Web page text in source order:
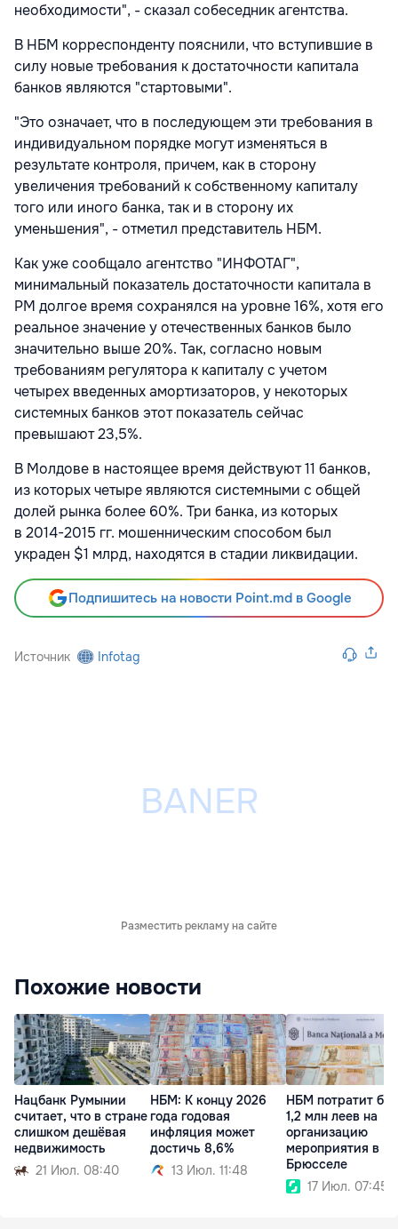
необходимости", - сказал собеседник агентства.
В НБМ корреспонденту пояснили, что вступившие в
силу новые требования к достаточности капитала
банков являются "стартовыми".
"Это означает, что в последующем эти требования в
индивидуальном порядке могут изменяться в
результате контроля, причем, как в сторону
увеличения требований к собственному капиталу
того или иного банка, так и в сторону их
уменьшения", - отметил представитель НБМ.
Как уже сообщало агентство "ИНФОТАГ",
минимальный показатель достаточности капитала в
РМ долгое время сохранялся на уровне 16%, хотя его
реальное значение у отечественных банков было
значительно выше 20%. Так, согласно новым
требованиям регулятора к капиталу с учетом
четырех введенных амортизаторов, у некоторых
системных банков этот показатель сейчас
превышают 23,5%.
В Молдове в настоящее время действуют 11 банков,
из которых четыре являются системными с общей
долей рынка более 60%. Три банка, из которых
в 2014-2015 гг. мошенническим способом был
украден $1 млрд, находятся в стадии ликвидации.
Подпишитесь на новости Point.md в Google
Источник Infotag
Разместить рекламу на сайте
Похожие новости
Нацбанк Румынии
считает, что в стране
слишком дешёвая
недвижимость
21 Июл. 08:40
НБМ: К концу 2026
года годовая
инфляция может
достичь 8,6%
13 Июл. 11:48
НБМ потратит
1,2 млн леев на
организацию
мероприятия в
Брюсселе
17 Июл. 07:45